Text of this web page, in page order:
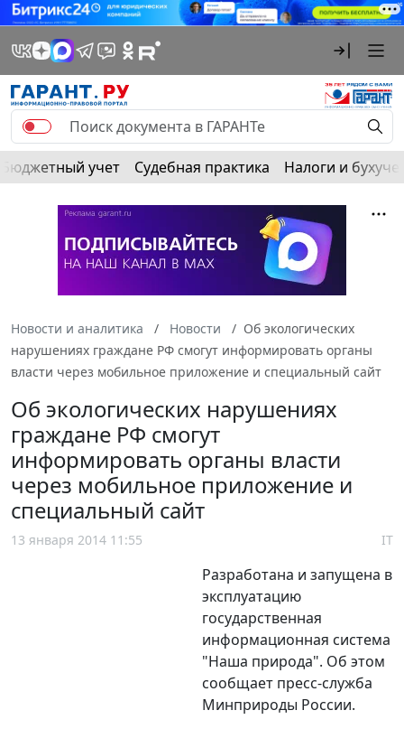
Бюджетный учет Судебная практика Налоги и
Новости и аналитика Новости
Об экологических
нарушениях граждане РФ смогут информировать органы
власти через мобильное приложение и специальный сайт
Об экологических нарушениях
граждане РФ смогут
информировать органы власти
через мобильное приложение и
специальный сайт
13 января 2014 11:55 IT
Разработана и запущена в
эксплуатацию
государственная
информационная система
"Наша природа". Об этом
сообщает пресс-служба
Минприроды России.